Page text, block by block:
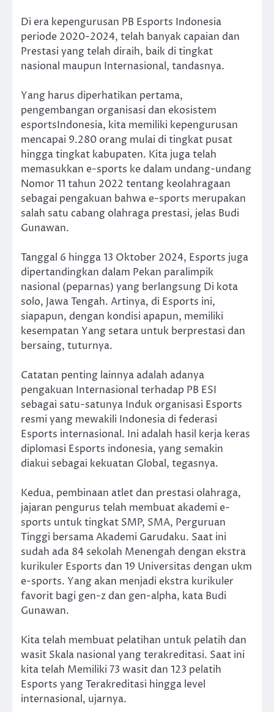
Di era kepengurusan PB Esports Indonesia
periode 2020-2024, telah banyak capaian dan
Prestasi yang telah diraih, baik di tingkat
nasional maupun Internasional, tandasnya.
Yang harus diperhatikan pertama,
pengembangan organisasi dan ekosistem
esportsIndonesia, kita memiliki kepengurusan
mencapai 9.280 orang mulai di tingkat pusat
hingga tingkat kabupaten. Kita juga telah
memasukkan e-sports ke dalam undang-undang
Nomor 11 tahun 2022 tentang keolahragaan
sebagai pengakuan bahwa e-sports merupakan
salah satu cabang olahraga prestasi, jelas Budi
Gunawan.
Tanggal 6 hingga 13 Oktober 2024, Esports juga
dipertandingkan dalam Pekan paralimpik
nasional (peparnas) yang berlangsung Di kota
solo, Jawa Tengah. Artinya, di Esports ini,
siapapun, dengan kondisi apapun, memiliki
kesempatan Yang setara untuk berprestasi dan
bersaing, tuturnya.
Catatan penting lainnya adalah adanya
pengakuan Internasional terhadap PB ESI
sebagai satu-satunya Induk organisasi Esports
resmi yang mewakili Indonesia di federasi
Esports internasional. Ini adalah hasil kerja keras
diplomasi Esports indonesia, yang semakin
diakui sebagai kekuatan Global, tegasnya.
Kedua, pembinaan atlet dan prestasi olahraga,
jajaran pengurus telah membuat akademi e-
sports untuk tingkat SMP, SMA, Perguruan
Tinggi bersama Akademi Garudaku. Saat ini
sudah ada 84 sekolah Menengah dengan ekstra
kurikuler Esports dan 19 Universitas dengan ukm
e-sports. Yang akan menjadi ekstra kurikuler
favorit bagi gen-z dan gen-alpha, kata Budi
Gunawan.
Kita telah membuat pelatihan untuk pelatih dan
wasit Skala nasional yang terakreditasi. Saat ini
kita telah Memiliki 73 wasit dan 123 pelatih
Esports yang Terakreditasi hingga level
internasional, ujarnya.